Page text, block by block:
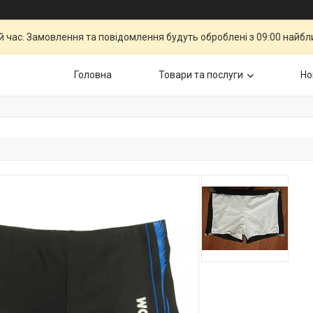
час. Замовлення та повідомлення будуть оброблені з 09:00
Головна Товари та послуги